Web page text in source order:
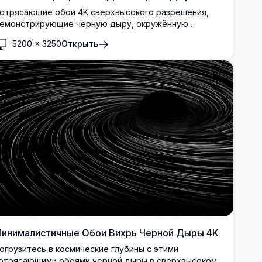
обои 4K сверхвысокого разрешения,
чёрную дыру, окружённую
свет создаёт завораживающее
зрелище на фоне звёздного поля,
тайны глубокого космоса на ваш рабочий
с захватывающей научной точностью и
детализацией.
5200 × 3250Открыть
Обои Вихрь Черной Дыры 4K
в космические глубины с этими